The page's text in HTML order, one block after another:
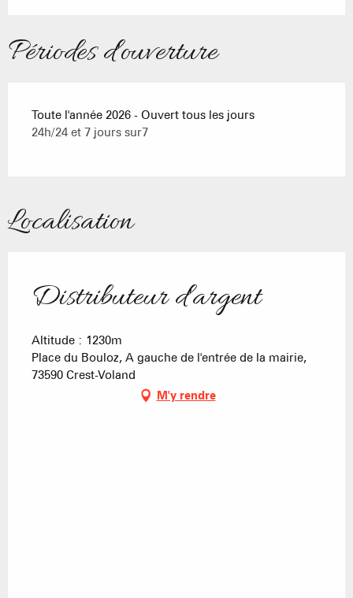
Périodes d'ouverture
Toute l'année 2026 - Ouvert tous les jours
24h/24 et 7 jours sur7
Localisation
Distributeur d'argent
Altitude : 1230m
Place du Bouloz, A gauche de l'entrée de la mairie,
73590 Crest-Voland
M'y rendre